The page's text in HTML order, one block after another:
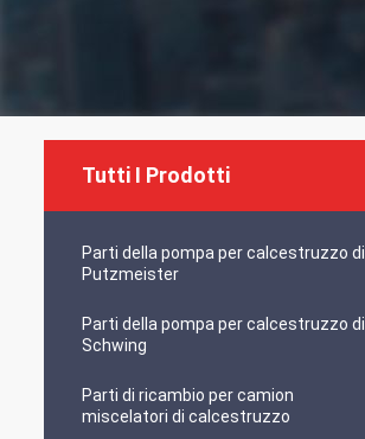
Tutti I Prodotti
Parti della pompa per calcestruzzo di
Putzmeister
Parti della pompa per calcestruzzo di
Schwing
Parti di ricambio per camion
miscelatori di calcestruzzo